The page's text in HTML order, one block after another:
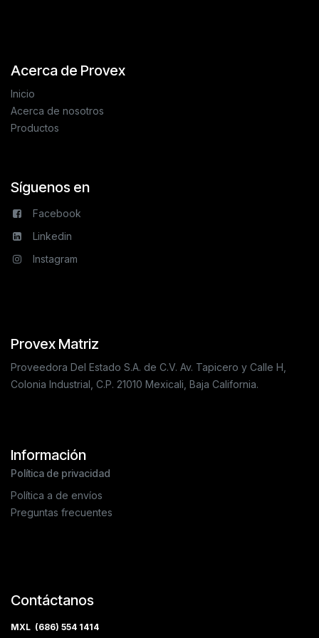
Acerca de Provex
Inicio
Acerca de nosotros
Productos
Síguenos en
Facebook
Linkedin
Instagram
Provex Matriz
Proveedora Del Estado S.A. de C.V. Av. Tapicero y Calle H,
Colonia Industrial, C.P. 21010 Mexicali, Baja California.
Información
Política de privacidad
Política a de envíos
Preguntas frecuentes
Contáctanos
MXL (686) 554 1414